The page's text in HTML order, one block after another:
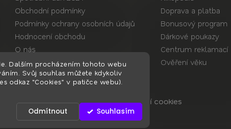
Dalším procházením tohoto webu
Svůj souhlas můžete kdykoliv
odkaz "Cookies" v patičce webu).
Odmítnout Souhlasím
Obchodní podmínky
Podmínky ochrany osobních údajů
Hodnocení obchodu
O nás
Kontakt
Doprava a platba
Bonusový program
Dárkové poukazy
Centrum reklamací
Ověření věku
práva vyhrazena.Upravit nastavení cookies